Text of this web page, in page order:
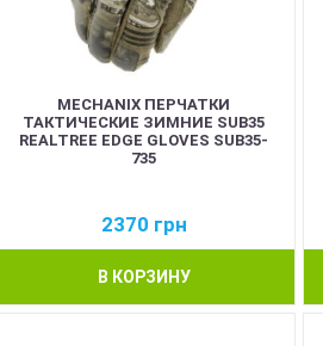
MECHANIX ПЕРЧАТКИ
ТАКТИЧЕСКИЕ ЗИМНИЕ SUB35
REALTREE EDGE GLOVES SUB35-
735
2370 грн
В КОРЗИНУ